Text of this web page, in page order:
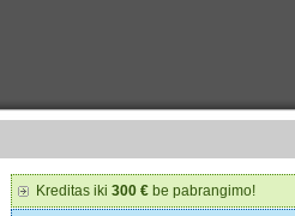
Kreditas iki 300 € be pabrangimo!